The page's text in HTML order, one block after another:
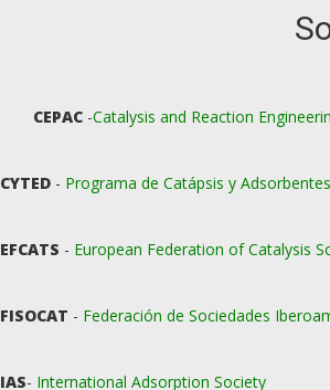
CEPAC -Catalysis and Reaction
CYTED - Programa de Catápsis y Adsorbentes
EFCATS - European Federation of Catalysis
FISOCAT - Federación de Sociedades
IAS- International Adsorption Society